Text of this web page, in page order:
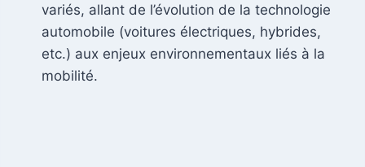
variés, allant de l’évolution de la technologie
automobile (voitures électriques, hybrides,
etc.) aux enjeux environnementaux liés à la
mobilité.